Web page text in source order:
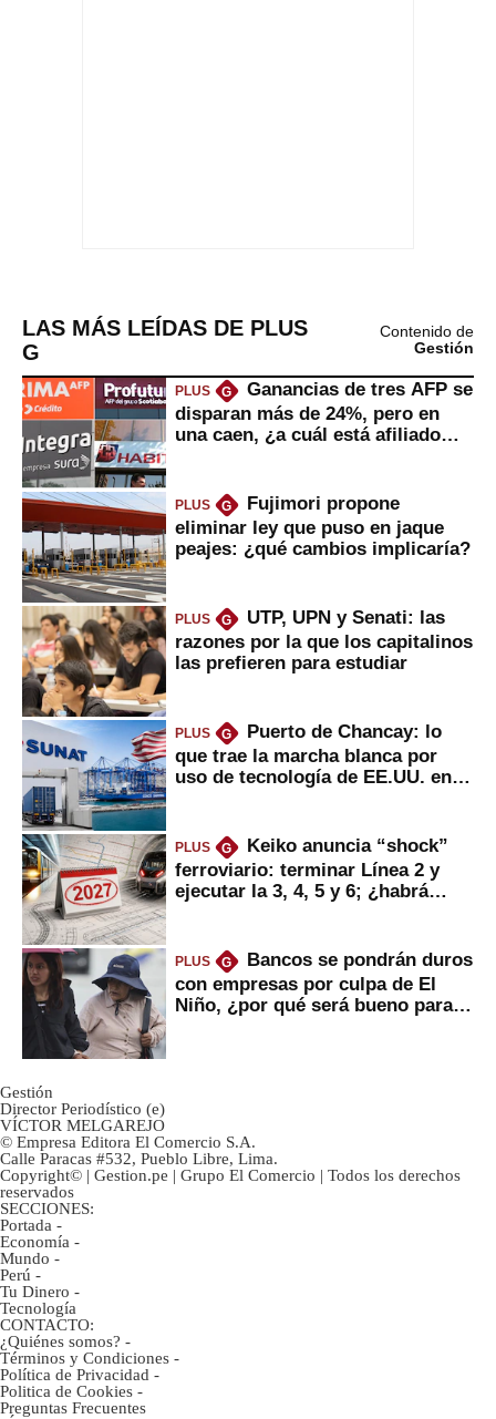
LAS MÁS LEÍDAS DE PLUS
G
Contenido de
Gestión
PLUS G
Ganancias de tres AFP se
disparan más de 24%, pero en
una caen, ¿a cuál está afiliado
PLUS G
Fujimori propone
eliminar ley que puso en jaque
peajes: ¿qué cambios implicaría?
PLUS G
UTP, UPN y Senati: las
razones por la que los capitalinos
las prefieren para estudiar
PLUS G
Puerto de Chancay: lo
que trae la marcha blanca por
uso de tecnología de EE.UU. en
PLUS G
Keiko anuncia “shock”
ferroviario: terminar Línea 2 y
ejecutar la 3, 4, 5 y 6; ¿habrá
PLUS G
Bancos se pondrán duros
con empresas por culpa de El
Niño, ¿por qué será bueno para
Gestión
Director Periodístico (e)
VÍCTOR MELGAREJO
© Empresa Editora El Comercio S.A.
Calle Paracas #532, Pueblo Libre, Lima.
Copyright© | Gestion.pe | Grupo El Comercio | Todos los derechos
reservados
SECCIONES:
Portada -
Economía -
Mundo -
Perú -
Tu Dinero -
Tecnología
CONTACTO:
¿Quiénes somos? -
Términos y Condiciones -
Política de Privacidad -
Politica de Cookies -
Preguntas Frecuentes